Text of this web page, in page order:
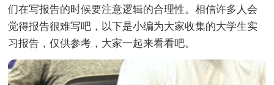
们在写报告的时候要注意逻辑的合理性。相信许多人会
觉得报告很难写吧，以下是小编为大家收集的大学生实
习报告，仅供参考，大家一起来看看吧。